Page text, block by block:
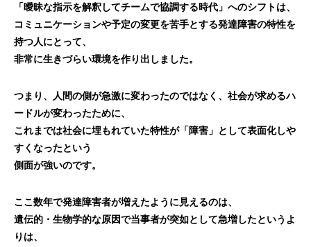
「曖昧な指示を解釈してチームで協調する時代」へのシフトは、
コミュニケーションや予定の変更を苦手とする発達障害の特性を
持つ人にとって、
非常に生きづらい環境を作り出しました。
つまり、人間の側が急激に変わったのではなく、社会が求めるハ
ードルが変わったために、
これまでは社会に埋もれていた特性が「障害」として表面化しや
すくなったという
側面が強いのです。
ここ数年で発達障害者が増えたように見えるのは、
遺伝的・生物学的な原因で当事者が突如として急増したというよ
りは、